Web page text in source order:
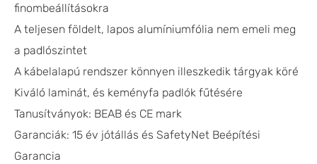
finombeállításokra
A teljesen földelt, lapos alumíniumfólia nem emeli meg
a padlószintet
A kábelalapú rendszer könnyen illeszkedik tárgyak köré
Kiváló laminát, és keményfa padlók fűtésére
Tanusítványok: BEAB és CE mark
Garanciák: 15 év jótállás és SafetyNet Beépítési
Garancia